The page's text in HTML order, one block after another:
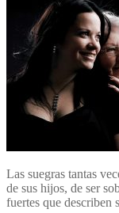
Las suegras tantas
de sus hijos, de ser
fuertes que